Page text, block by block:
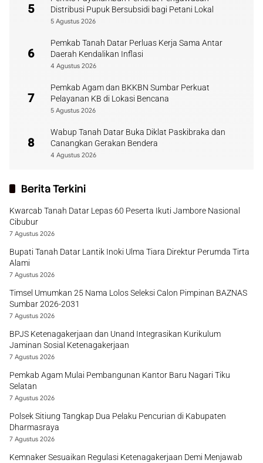
5
Distribusi Pupuk Bersubsidi bagi Petani Lokal
5 Agustus 2026
6
Pemkab Tanah Datar Perluas Kerja Sama Antar
Daerah Kendalikan Inflasi
4 Agustus 2026
7
Pemkab Agam dan BKKBN Sumbar Perkuat
Pelayanan KB di Lokasi Bencana
5 Agustus 2026
8
Wabup Tanah Datar Buka Diklat Paskibraka dan
Canangkan Gerakan Bendera
4 Agustus 2026
Berita Terkini
Kwarcab Tanah Datar Lepas 60 Peserta Ikuti Jambore Nasional
Cibubur
7 Agustus 2026
Bupati Tanah Datar Lantik Inoki Ulma Tiara Direktur Perumda Tirta
Alami
7 Agustus 2026
Timsel Umumkan 25 Nama Lolos Seleksi Calon Pimpinan BAZNAS
Sumbar 2026-2031
7 Agustus 2026
BPJS Ketenagakerjaan dan Unand Integrasikan Kurikulum
Jaminan Sosial Ketenagakerjaan
7 Agustus 2026
Pemkab Agam Mulai Pembangunan Kantor Baru Nagari Tiku
Selatan
7 Agustus 2026
Polsek Sitiung Tangkap Dua Pelaku Pencurian di Kabupaten
Dharmasraya
7 Agustus 2026
Kemnaker Sesuaikan Regulasi Ketenagakerjaan Demi Menjawab